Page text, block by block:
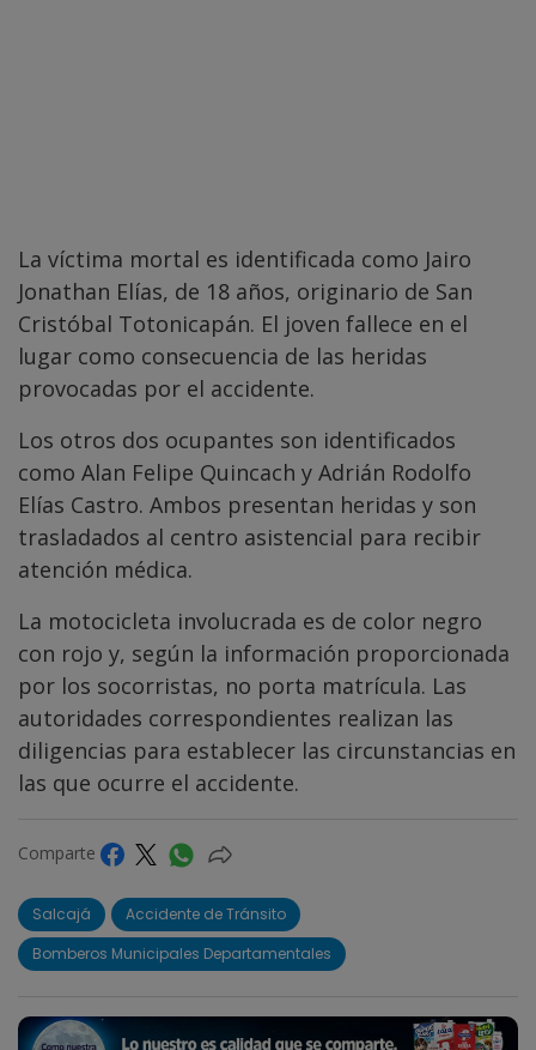
La víctima mortal es identificada como Jairo
Jonathan Elías, de 18 años, originario de San
Cristóbal Totonicapán. El joven fallece en el
lugar como consecuencia de las heridas
provocadas por el accidente.
Los otros dos ocupantes son identificados
como Alan Felipe Quincach y Adrián Rodolfo
Elías Castro. Ambos presentan heridas y son
trasladados al centro asistencial para recibir
atención médica.
La motocicleta involucrada es de color negro
con rojo y, según la información proporcionada
por los socorristas, no porta matrícula. Las
autoridades correspondientes realizan las
diligencias para establecer las circunstancias en
las que ocurre el accidente.
Comparte
Salcajá
Accidente de Tránsito
Bomberos Municipales Departamentales